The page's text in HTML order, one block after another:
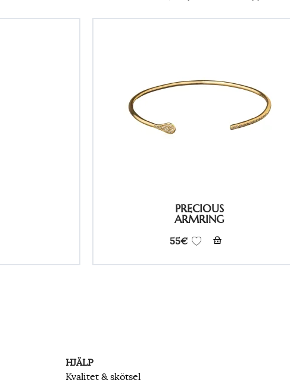
PRECIOUS
ARMRING
55€
HJÄLP
Kvalitet & skötsel